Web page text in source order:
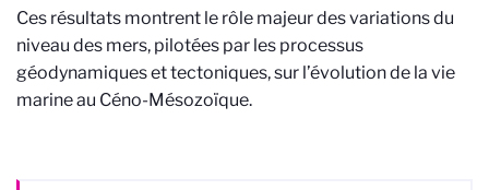
Ces résultats montrent le rôle majeur des variations du
niveau des mers, pilotées par les processus
géodynamiques et tectoniques, sur l’évolution de la vie
marine au Céno-Mésozoïque.